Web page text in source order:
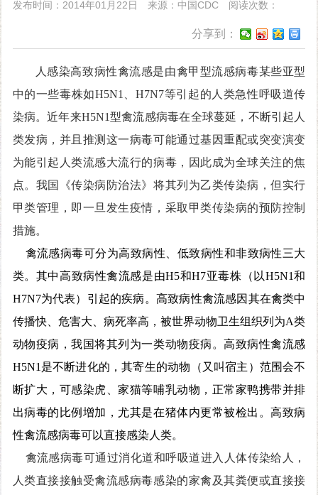
发布时间：2014年01月22日 来源：中国CDC 阅读次数：
分享到：
人感染高致病性禽流感是由禽甲型流感病毒某些亚型
中的一些毒株如H5N1、H7N7等引起的人类急性呼吸道传
染病。近年来H5N1型禽流感病毒在全球蔓延，不断引起人
类发病，并且推测这一病毒可能通过基因重配或突变演变
为能引起人类流感大流行的病毒，因此成为全球关注的焦
点。我国《传染病防治法》将其列为乙类传染病，但实行
甲类管理，即一旦发生疫情，采取甲类传染病的预防控制
措施。
禽流感病毒可分为高致病性、低致病性和非致病性三大
类。其中高致病性禽流感是由H5和H7亚毒株（以H5N1和
H7N7为代表）引起的疾病。高致病性禽流感因其在禽类中
传播快、危害大、病死率高，被世界动物卫生组织列为A类
动物疫病，我国将其列为一类动物疫病。高致病性禽流感
H5N1是不断进化的，其寄生的动物（又叫宿主）范围会不
断扩大，可感染虎、家猫等哺乳动物，正常家鸭携带并排
出病毒的比例增加，尤其是在猪体内更常被检出。高致病
性禽流感病毒可以直接感染人类。
禽流感病毒可通过消化道和呼吸道进入人体传染给人，
人类直接接触受禽流感病毒感染的家禽及其粪便或直接接